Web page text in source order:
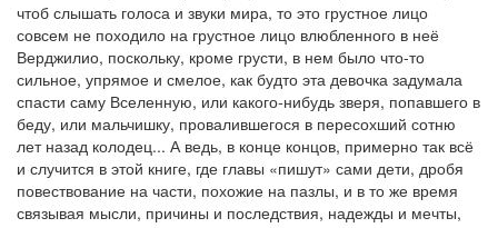
чтоб слышать голоса и звуки мира, то это грустное лицо
совсем не походило на грустное лицо влюбленного в неё
Верджилио, поскольку, кроме грусти, в нем было что-то
сильное, упрямое и смелое, как будто эта девочка задумала
спасти саму Вселенную, или какого-нибудь зверя, попавшего в
беду, или мальчишку, провалившегося в пересохший сотню
лет назад колодец... А ведь, в конце концов, примерно так всё
и случится в этой книге, где главы «пишут» сами дети, дробя
повествование на части, похожие на пазлы, и в то же время
связывая мысли, причины и последствия, надежды и мечты,